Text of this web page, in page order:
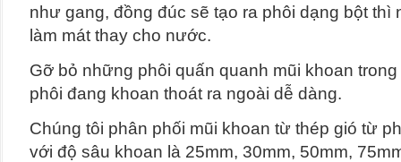
như gang, đồng đúc sẽ tạo ra phôi dạng bột thì
làm mát thay cho nước.
Gỡ bỏ những phôi quấn quanh mũi khoan
phôi đang khoan thoát ra ngoài dễ dàng.
Chúng tôi phân phối mũi khoan từ thép gió từ
với độ sâu khoan là 25mm, 30mm, 50mm,